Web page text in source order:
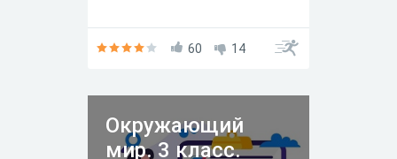
60 14
Окружающий
мир. 3 класс.